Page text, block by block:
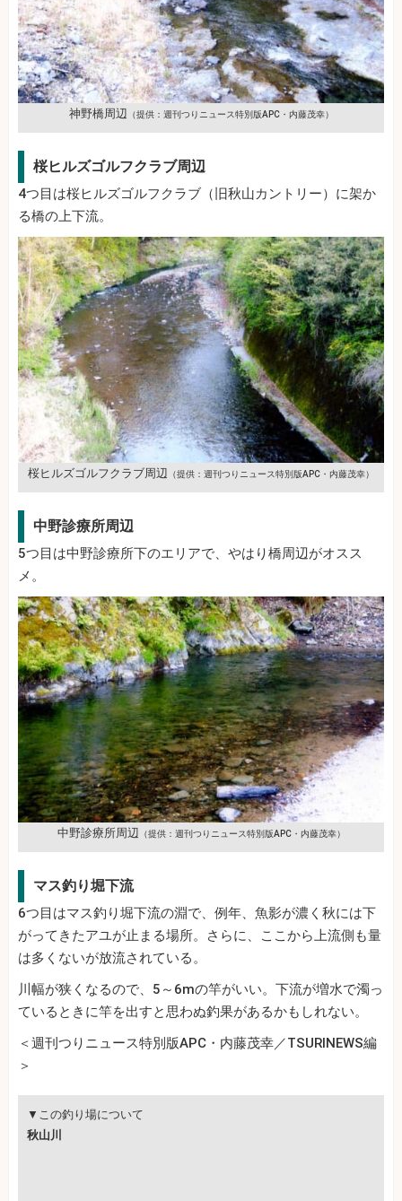
神野橋周辺 （提供：週刊つりニュース特別版APC・内藤茂幸）
桜ヒルズゴルフクラブ周辺
4つ目は桜ヒルズゴルフクラブ（旧秋山カントリー）に架か
る橋の上下流。
桜ヒルズゴルフクラブ周辺 （提供：週刊つりニュース特別版APC・内藤茂幸）
中野診療所周辺
5つ目は中野診療所下のエリアで、やはり橋周辺がオスス
メ。
中野診療所周辺 （提供：週刊つりニュース特別版APC・内藤茂幸）
マス釣り堀下流
6つ目はマス釣り堀下流の淵で、例年、魚影が濃く秋には下
がってきたアユが止まる場所。さらに、ここから上流側も量
は多くないが放流されている。
川幅が狭くなるので、5～6mの竿がいい。下流が増水で濁っ
ているときに竿を出すと思わぬ釣果があるかもしれない。
＜週刊つりニュース特別版APC・内藤茂幸／TSURINEWS編
＞
▼この釣り場について
秋山川